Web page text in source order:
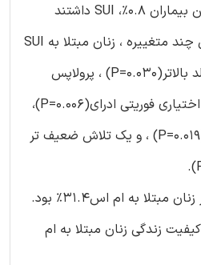
داخلی 1.4% بود واز بین این بیماران 0.8%، SUI داشتند
(P=0.300) . در یک تحلیل چند متغییره ، زنان مبتلا به SUI
به طور معنی داری وزن تولد بالاتر(P=0.030) ، پرولاپس
ارگان لگن(P=0.021)، ، بی اختیاری فوریتی ادرای(P=0.006)،
یک نمره EDSS پایین تر (P=0.019) ، و یک تلاش ضعیف تر
نتیجه گیری: شیوع SUI در زنان مبتلا به ام اس31.4% بود.
زندگی زنان مبتلا به ام